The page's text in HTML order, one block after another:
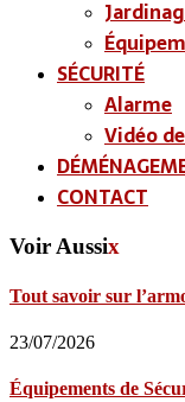
SÉCURITÉ
Alarme
Vidéo
CONTACT
Voir Aussix
Tout savoir sur
23/07/2026
Équipements de